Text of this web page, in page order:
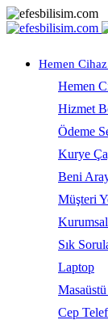
Hemen
Hemen
Hizmet
Ödeme
Kurye
Beni
Müşteri
Sık
Laptop
Cep